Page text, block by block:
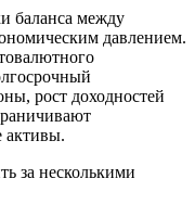
баланса между
давлением.
рост доходностей
активы.
за несколькими